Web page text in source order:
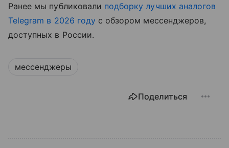
Ранее мы публиковали подборку лучших аналогов
Telegram в 2026 году с обзором мессенджеров,
доступных в России.
мессенджеры
Поделиться